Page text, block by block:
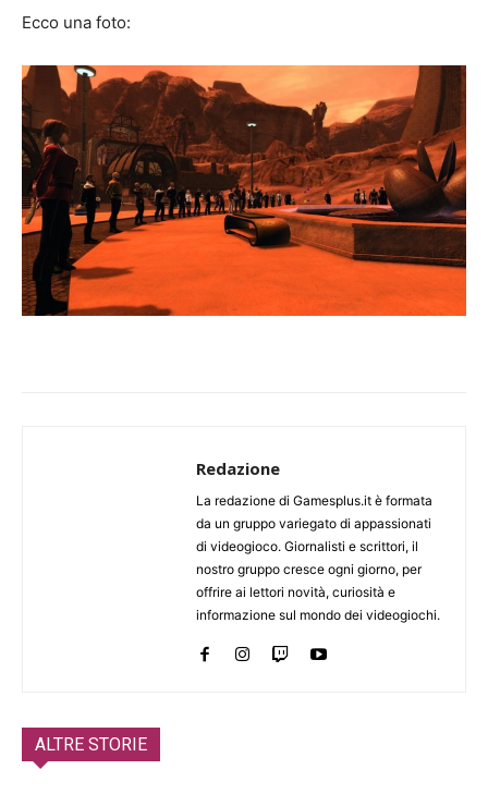
Ecco una foto:
Redazione
La redazione di Gamesplus.it è formata
da un gruppo variegato di appassionati
di videogioco. Giornalisti e scrittori, il
nostro gruppo cresce ogni giorno, per
offrire ai lettori novità, curiosità e
informazione sul mondo dei videogiochi.
ALTRE STORIE